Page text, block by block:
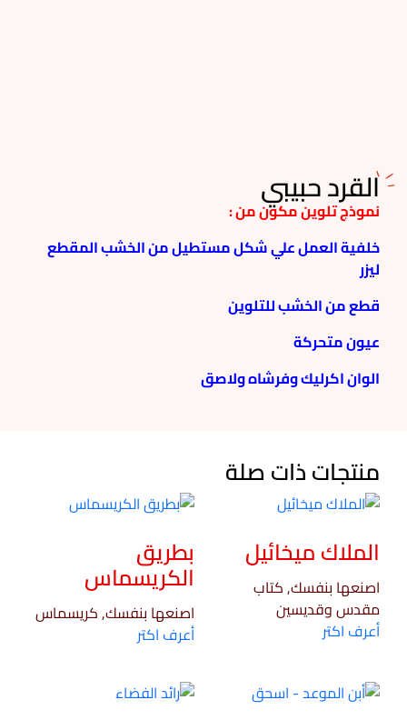
القرد حبيبي
نموذج تلوين مكون من :
خلفية العمل علي شكل مستطيل من الخشب المقطع
ليزر
قطع من الخشب للتلوين
عيون متحركة
الوان اكرليك وفرشاه ولاصق
منتجات ذات صلة
الملاك ميخائيل
اصنعها بنفسك, كتاب
مقدس وقديسين
أعرف اكتر
بطريق
الكريسماس
اصنعها بنفسك, كريسماس
أعرف اكتر